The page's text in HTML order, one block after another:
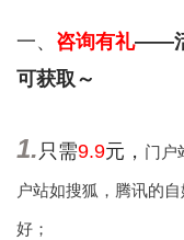
一、 咨询有礼——活
可获取～
1. 只需9.9元， 门户
户站如搜狐，腾讯的
好；